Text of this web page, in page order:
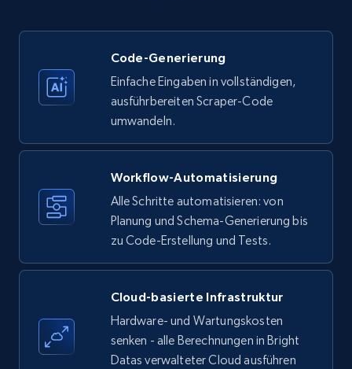
Amazon products - Collects products by
specific keywords
Title, Seller name, Brand, Description, Initial
35.3K+ 5.7K+ Gratis testen
Amazon products - find products by using
upc numbers
Title, Seller name, Brand, Description, Initial
price, Currency, Availability, Reviews count, and
Code-Generierung
Einfache Eingaben in vollständigen,
ausführbereiten Scraper-Code
umwandeln.
Workflow-Automatisierung
Alle Schritte automatisieren: von
Planung und Schema-Generierung bis
zu Code-Erstellung und Tests.
Cloud-basierte Infrastruktur
Hardware- und Wartungskosten
senken - alle Berechnungen in Bright
Datas verwalteter Cloud ausführen